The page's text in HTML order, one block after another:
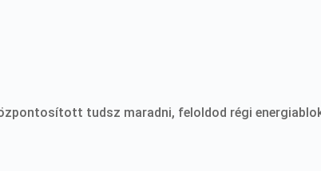
tudsz maradni, feloldod régi